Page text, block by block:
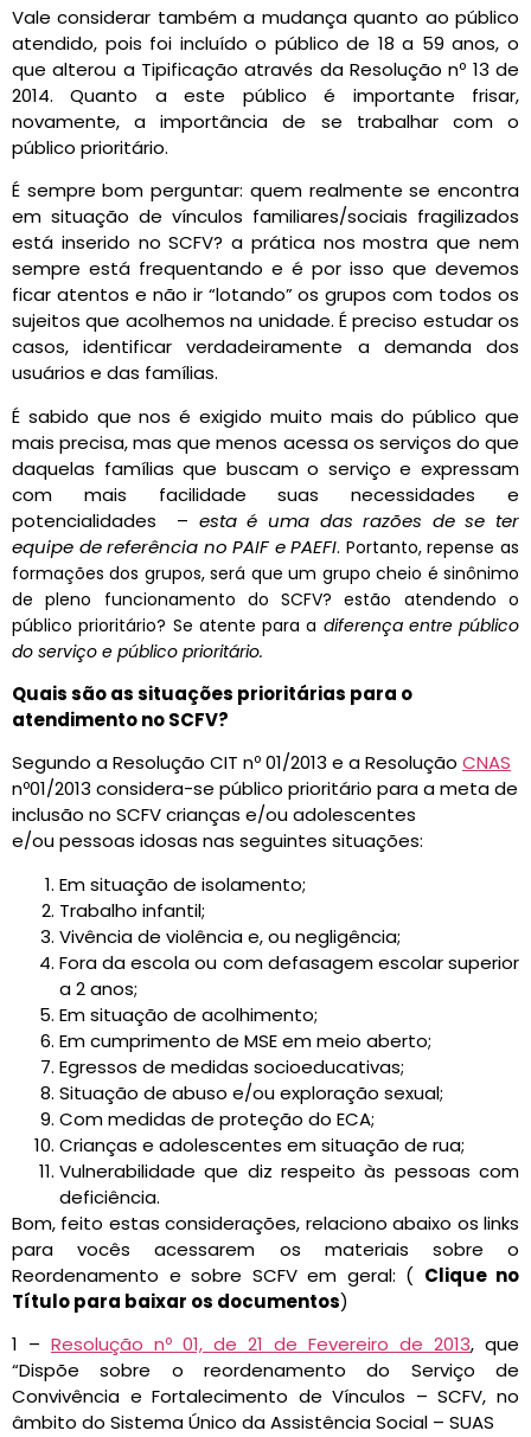
Vale considerar também a mudança quanto ao público
atendido, pois foi incluído o público de 18 a 59 anos, o
que alterou a Tipificação através da Resolução nº 13 de
2014. Quanto a este público é importante frisar,
novamente, a importância de se trabalhar com o
público prioritário.
É sempre bom perguntar: quem realmente se encontra
em situação de vínculos familiares/sociais fragilizados
está inserido no SCFV? a prática nos mostra que nem
sempre está frequentando e é por isso que devemos
ficar atentos e não ir “lotando” os grupos com todos os
sujeitos que acolhemos na unidade. É preciso estudar os
casos, identificar verdadeiramente a demanda dos
usuários e das famílias.
É sabido que nos é exigido muito mais do público que
mais precisa, mas que menos acessa os serviços do que
daquelas famílias que buscam o serviço e expressam
com mais facilidade suas necessidades e
potencialidades – esta é uma das razões de se ter
equipe de referência no PAIF e PAEFI. Portanto, repense as
formações dos grupos, será que um grupo cheio é sinônimo
de pleno funcionamento do SCFV? estão atendendo o
público prioritário? Se atente para a diferença entre público
do serviço e público prioritário.
Quais são as situações prioritárias para o
atendimento no SCFV?
Segundo a Resolução CIT nº 01/2013 e a Resolução CNAS
nº01/2013 considera-se público prioritário para a meta de
inclusão no SCFV crianças e/ou adolescentes
e/ou pessoas idosas nas seguintes situações:
Em situação de isolamento;
Trabalho infantil;
Vivência de violência e, ou negligência;
Fora da escola ou com defasagem escolar superior
a 2 anos;
Em situação de acolhimento;
Em cumprimento de MSE em meio aberto;
Egressos de medidas socioeducativas;
Situação de abuso e/ou exploração sexual;
Com medidas de proteção do ECA;
Crianças e adolescentes em situação de rua;
Vulnerabilidade que diz respeito às pessoas com
deficiência.
Bom, feito estas considerações, relaciono abaixo os links
para vocês acessarem os materiais sobre o
Reordenamento e sobre SCFV em geral: ( Clique no
Título para baixar os documentos)
1 – Resolução nº 01, de 21 de Fevereiro de 2013, que
“Dispõe sobre o reordenamento do Serviço de
Convivência e Fortalecimento de Vínculos – SCFV, no
âmbito do Sistema Único da Assistência Social – SUAS